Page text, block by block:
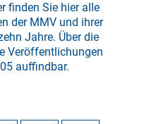
finden Sie hier alle
der MMV und ihrer
Jahre. Über die
Veröffentlichungen
auffindbar.